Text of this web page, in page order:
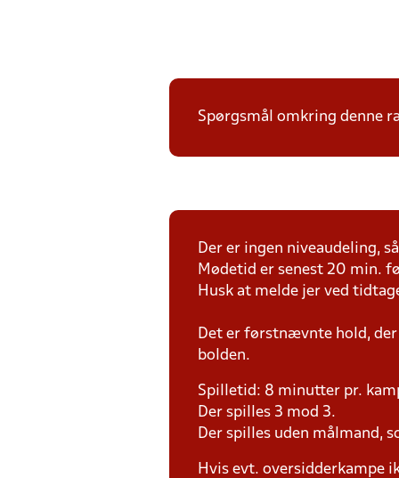
Spørgsmål omkring denne
Der er ingen niveaudeling,
Mødetid er senest 20 min.
Husk at melde jer ved
Det er førstnævnte hold,
bolden.
Spilletid: 8 minutter pr.
Der spilles 3 mod 3.
Der spilles uden målmand,
Hvis evt. oversidderkampe